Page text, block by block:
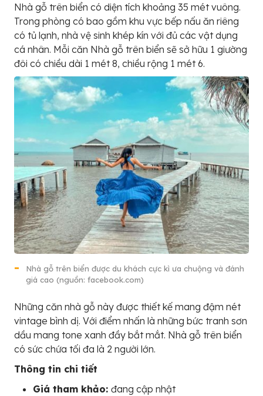
Nhà gỗ trên biển có diện tích khoảng 35 mét vuông.
Trong phòng có bao gồm khu vực bếp nấu ăn riêng
có tủ lạnh, nhà vệ sinh khép kín với đủ các vật dụng
cá nhân. Mỗi căn Nhà gỗ trên biển sẽ sở hữu 1 giường
đôi có chiều dài 1 mét 8, chiều rộng 1 mét 6.
Nhà gỗ trên biển được du khách cực kì ưa chuộng và đánh
giá cao (nguồn: facebook.com)
Những căn nhà gỗ này được thiết kế mang đậm nét
vintage bình dị. Với điểm nhấn là những bức tranh sơn
dầu mang tone xanh đầy bắt mắt. Nhà gỗ trên biển
có sức chứa tối đa là 2 người lớn.
Thông tin chi tiết
Giá tham khảo: đang cập nhật